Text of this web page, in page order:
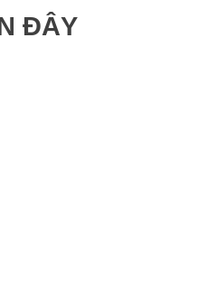
ĐÂY